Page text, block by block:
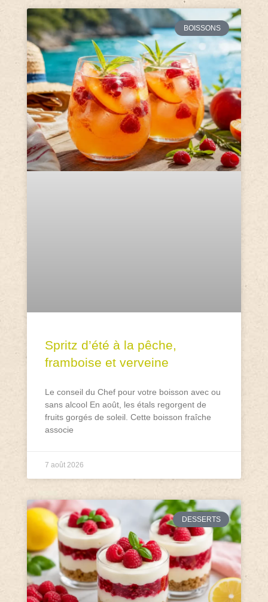
BOISSONS
Spritz d’été à la pêche,
framboise et verveine
Le conseil du Chef pour votre boisson avec ou
sans alcool En août, les étals regorgent de
fruits gorgés de soleil. Cette boisson fraîche
associe
7 août 2026
DESSERTS